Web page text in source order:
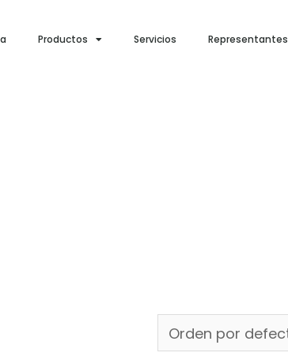
Productos Servicios Representantes